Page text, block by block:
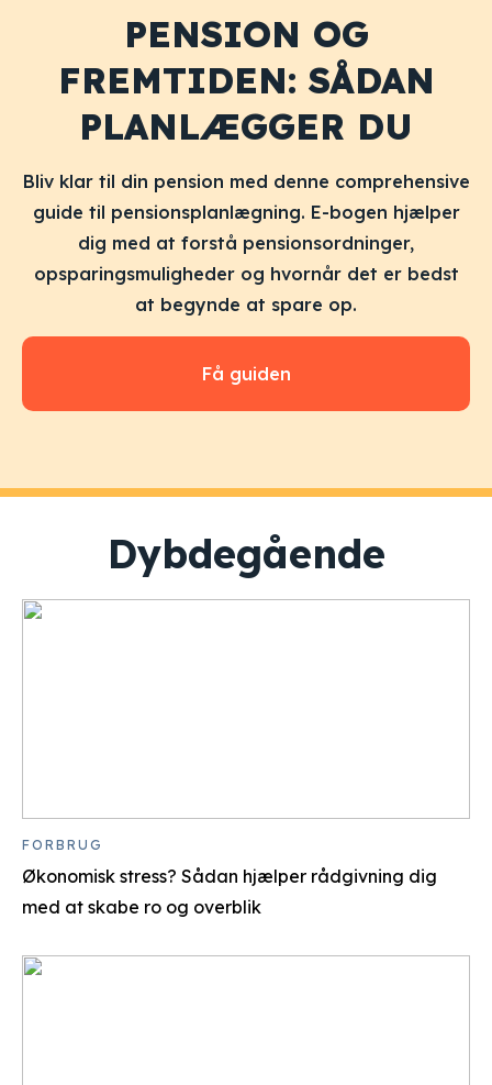
PENSION OG
FREMTIDEN: SÅDAN
PLANLÆGGER DU
Bliv klar til din pension med denne comprehensive
guide til pensionsplanlægning. E-bogen hjælper
dig med at forstå pensionsordninger,
opsparingsmuligheder og hvornår det er bedst
at begynde at spare op.
Få guiden
Dybdegående
Økonomisk stress? Sådan hjælper rådgivning dig
med at skabe ro og overblik
FORBRUG